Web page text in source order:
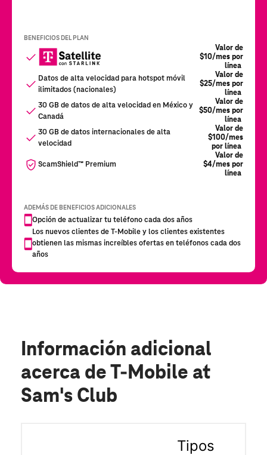
Información adicional
acerca de T-Mobile at
Sam's Club
Tipos